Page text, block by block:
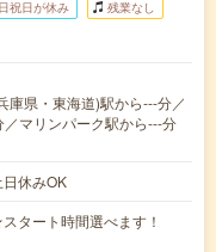
祝日が休み 残業なし
庫県・東海道)駅から---分／
マリンパーク駅から---分
休みOK
タート時間選べます！